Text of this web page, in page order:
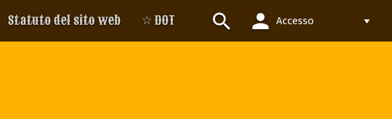
search person Accesso
Statuto del sito web ☆ DOT